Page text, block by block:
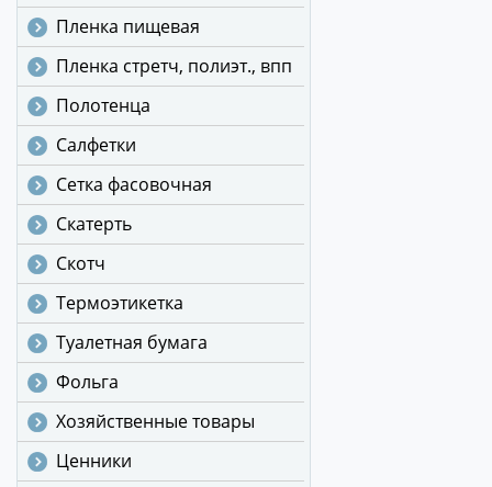
Пленка пищевая
Пленка стретч, полиэт., впп
Полотенца
Салфетки
Сетка фасовочная
Скатерть
Скотч
Термоэтикетка
Туалетная бумага
Фольга
Хозяйственные товары
Ценники